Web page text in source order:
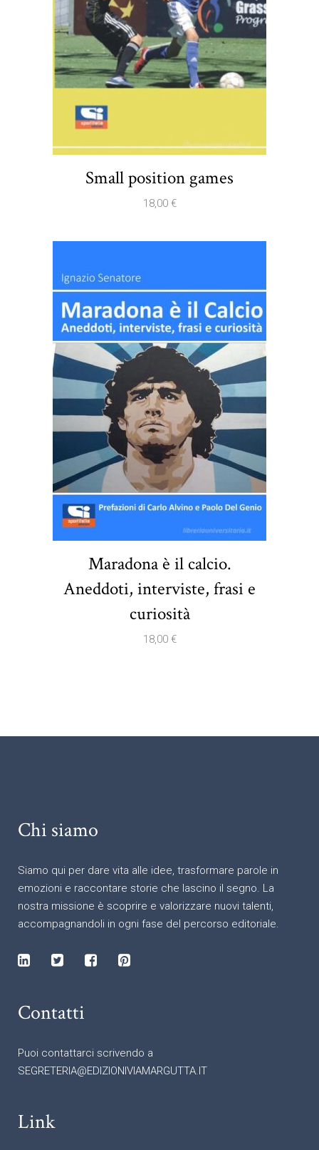
Small position games
18,00 €
Maradona è il calcio.
Aneddoti, interviste, frasi e
curiosità
18,00 €
Chi siamo
Siamo qui per dare vita alle idee, trasformare parole in
emozioni e raccontare storie che lascino il segno. La
nostra missione è scoprire e valorizzare nuovi talenti,
accompagnandoli in ogni fase del percorso editoriale.
Contatti
Puoi contattarci scrivendo a
SEGRETERIA@EDIZIONIVIAMARGUTTA.IT
Link